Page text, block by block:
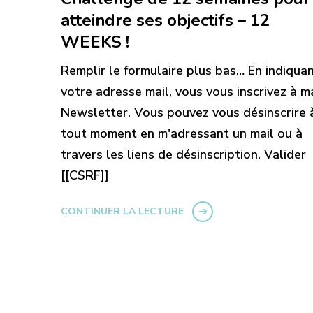
atteindre ses objectifs – 12
WEEKS !
Remplir le formulaire plus bas… En
votre adresse mail, vous vous inscrivez à
Newsletter. Vous pouvez vous désinscrire
tout moment en m'adressant un mail ou à
travers les liens de désinscription. Valider
[[CSRF]]
CONTINUER LA LECTURE